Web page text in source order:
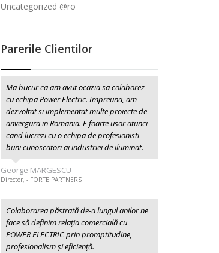
Uncategorized @ro
Parerile Clientilor
Ma bucur ca am avut ocazia sa colaborez
cu echipa Power Electric. Impreuna, am
dezvoltat si implementat multe proiecte de
anvergura in Romania. E foarte usor atunci
cand lucrezi cu o echipa de profesionisti-
buni cunoscatori ai industriei de iluminat.
George MARGESCU
Director, - FORTE PARTNERS
Colaborarea păstrată de-a lungul anilor ne
face să definim relația comercială cu
POWER ELECTRIC prin promptitudine,
profesionalism şi eficiență.